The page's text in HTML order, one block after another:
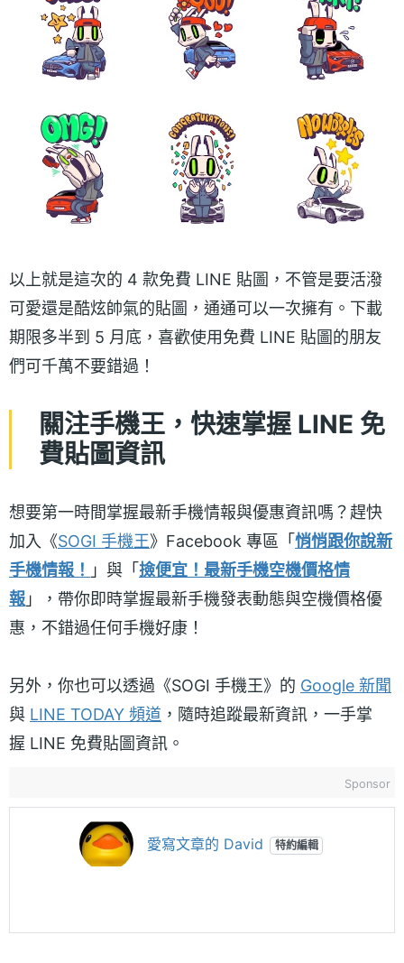
以上就是這次的 4 款免費 LINE 貼圖，不管是要活潑
可愛還是酷炫帥氣的貼圖，通通可以一次擁有。下載
期限多半到 5 月底，喜歡使用免費 LINE 貼圖的朋友
們可千萬不要錯過！
關注手機王，快速掌握 LINE 免
費貼圖資訊
想要第一時間掌握最新手機情報與優惠資訊嗎？趕快
加入《SOGI 手機王》Facebook 專區「悄悄跟你說新
手機情報！ 」與「撿便宜！最新手機空機價格情
報 」，帶你即時掌握最新手機發表動態與空機價格優
惠，不錯過任何手機好康！
另外，你也可以透過《SOGI 手機王》的 Google 新聞
與 LINE TODAY 頻道 ，隨時追蹤最新資訊，一手掌
握 LINE 免費貼圖資訊。
Sponsor
愛寫文章的 David 特約編輯